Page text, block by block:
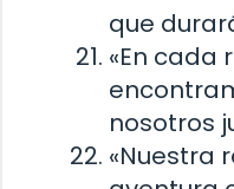
que
«En cada
nosotros
«Nuestra